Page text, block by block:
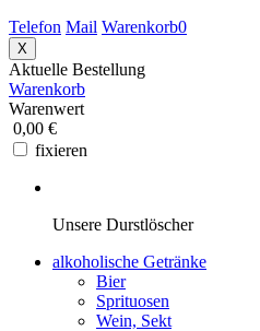
Telefon Mail Warenkorb0
X
Aktuelle Bestellung
Warenkorb
Warenwert
0,00 €
fixieren
Unsere Durstlöscher
alkoholische Getränke
Bier
Sprituosen
Wein, Sekt